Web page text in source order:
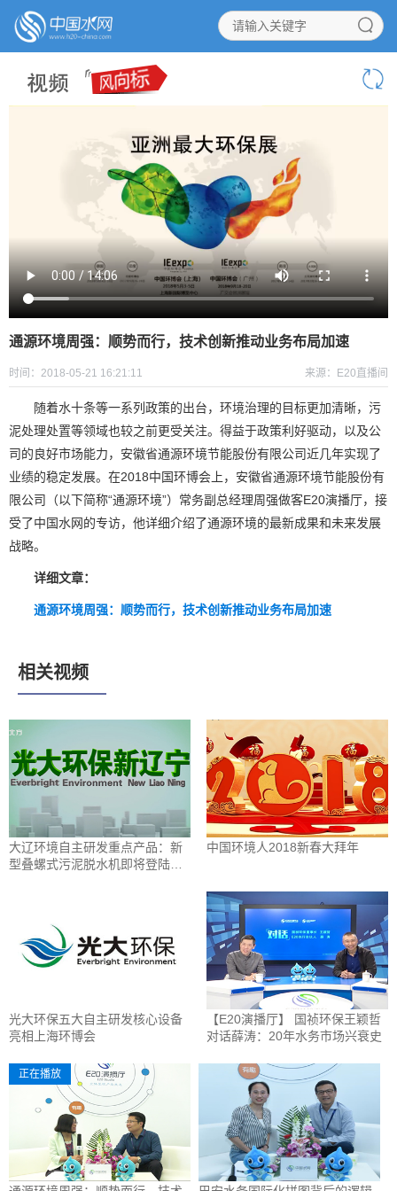
通源环境周强：顺势而行，技术创新推动业务布局加速
时间：2018-05-21 16:21:11 来源：E20直播间
随着水十条等一系列政策的出台，环境治理的目标更加清晰，污
泥处理处置等领域也较之前更受关注。得益于政策利好驱动，以及公
司的良好市场能力，安徽省通源环境节能股份有限公司近几年实现了
业绩的稳定发展。在2018中国环博会上，安徽省通源环境节能股份有
限公司（以下简称“通源环境”）常务副总经理周强做客E20演播厅，接
受了中国水网的专访，他详细介绍了通源环境的最新成果和未来发展
战略。
详细文章：
通源环境周强：顺势而行，技术创新推动业务布局加速
相关视频
大辽环境自主研发重点产品：新
型叠螺式污泥脱水机即将登陆上
中国环境人2018新春大拜年
光大环保五大自主研发核心设备
亮相上海环博会
【E20演播厅】 国祯环保王颖哲
对话薛涛：20年水务市场兴衰史
正在播放